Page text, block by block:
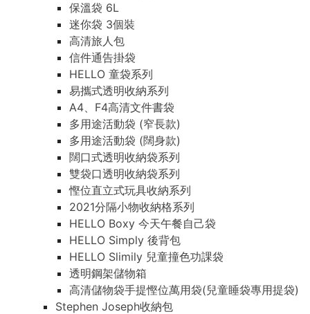
保溫袋 6L
迷你袋 3個裝
高清旅人包
信件通告掛袋
HELLO 童袋系列
易攜式透明收納系列
A4、F4高清文件書袋
多用途活動袋 (窄長款)
多用途活動袋 (闊身款)
闊口式透明收納袋系列
雙袋口透明收納袋系列
慳位直立式玩具收納系列
2021分隔小物收納格系列
HELLO Boxy 今天午餐自己袋
HELLO Simply 後背包
HELLO Slimily 兒童撞色功課袋
透明鋼架儲物箱
高清儲物袋手提慳位萬用袋(兒童睡袋專用提袋)
Stephen Joseph收納包